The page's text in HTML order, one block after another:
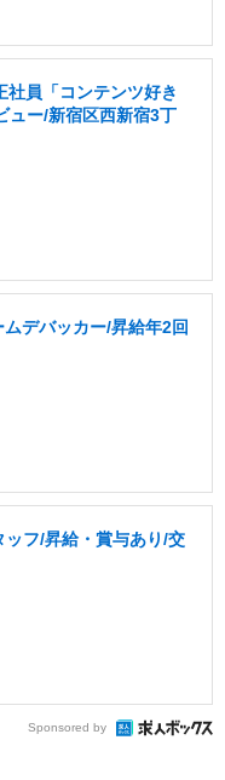
員「コンテンツ好き
ュー/新宿区西新宿3丁
デバッカー/昇給年2回
ッフ/昇給・賞与あり/交
Sponsored by